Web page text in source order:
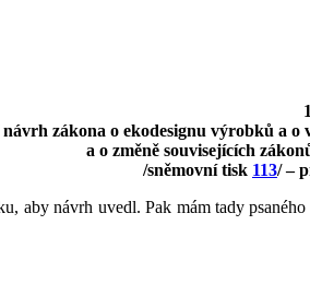
zákona o ekodesignu výrobků a
a o změně souvisejících
/sněmovní tisk 113/ –
aby návrh uvedl. Pak mám tady